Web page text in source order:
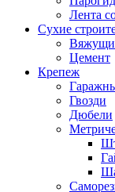
Лента
Сухие
Цемент
Крепеж
Гвозди
Дюбели